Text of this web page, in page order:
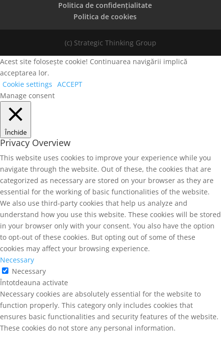
Politica de confidențialitate
Politica de cookies
(c) Strategic Thinking Group
Acest site folosește cookie! Continuarea navigării implică
acceptarea lor.
Cookie settings ACCEPT
Manage consent
Închide
Privacy Overview
This website uses cookies to improve your experience while you
navigate through the website. Out of these, the cookies that are
categorized as necessary are stored on your browser as they are
essential for the working of basic functionalities of the website.
We also use third-party cookies that help us analyze and
understand how you use this website. These cookies will be stored
in your browser only with your consent. You also have the option
to opt-out of these cookies. But opting out of some of these
cookies may affect your browsing experience.
Necessary
Necessary
Întotdeauna activate
Necessary cookies are absolutely essential for the website to
function properly. This category only includes cookies that
ensures basic functionalities and security features of the website.
These cookies do not store any personal information.